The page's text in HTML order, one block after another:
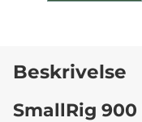
Beskrivelse
SmallRig